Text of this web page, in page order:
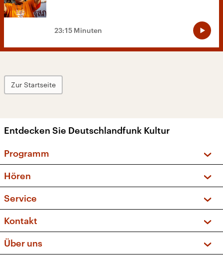
23:15 Minuten
Zur Startseite
Entdecken Sie Deutschlandfunk Kultur
Programm
Sendungen und Podcasts
Musikliste
Kakadu – Das Kinderprogramm
Hören
Frequenzen (UKW + DAB+)
Service
FAQ
Apps
Newsletter
Kontakt
Social Media
Über uns